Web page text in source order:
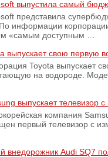
выпустила самый
представила
информации
«самым доступным …
выпускает свою первую
Toyota выпускает
на водороде.
выпускает телевизор
компания
первый телевизор с
внедорожник Audi SQ7